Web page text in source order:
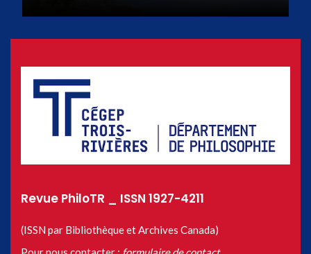
Revue PhiloTR _ ISSN 1927-4211
(ISSN par Bibliothèque et Archives Canada)